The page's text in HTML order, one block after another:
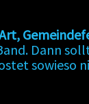
Dann
sowieso